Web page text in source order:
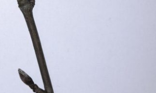
Pappel
Platane
Robinie
Tanne
Tulpenbaum
Ulme